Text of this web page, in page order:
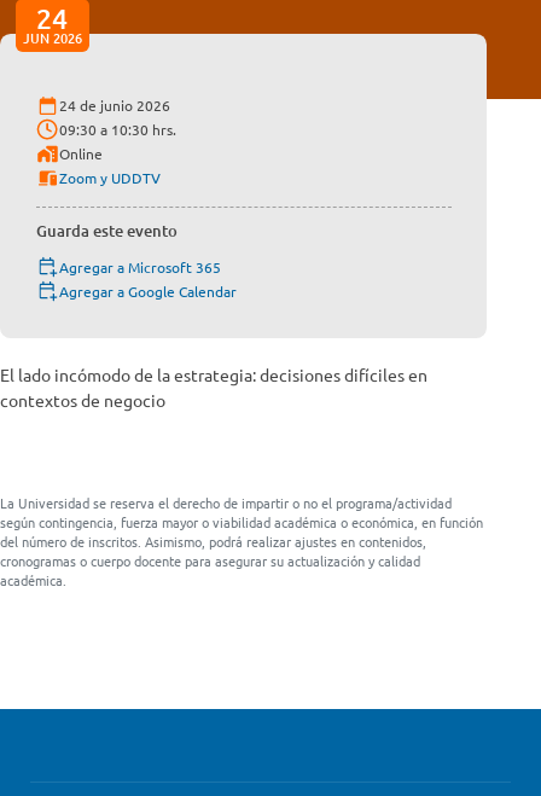
24
JUN 2026
24 de junio 2026
09:30 a 10:30 hrs.
Online
Zoom y UDDTV
Guarda este evento
Agregar a Microsoft 365
Agregar a Google Calendar
El lado incómodo de la estrategia: decisiones difíciles en
contextos de negocio
La Universidad se reserva el derecho de impartir o no el programa/actividad
según contingencia, fuerza mayor o viabilidad académica o económica, en función
del número de inscritos. Asimismo, podrá realizar ajustes en contenidos,
cronogramas o cuerpo docente para asegurar su actualización y calidad
académica.